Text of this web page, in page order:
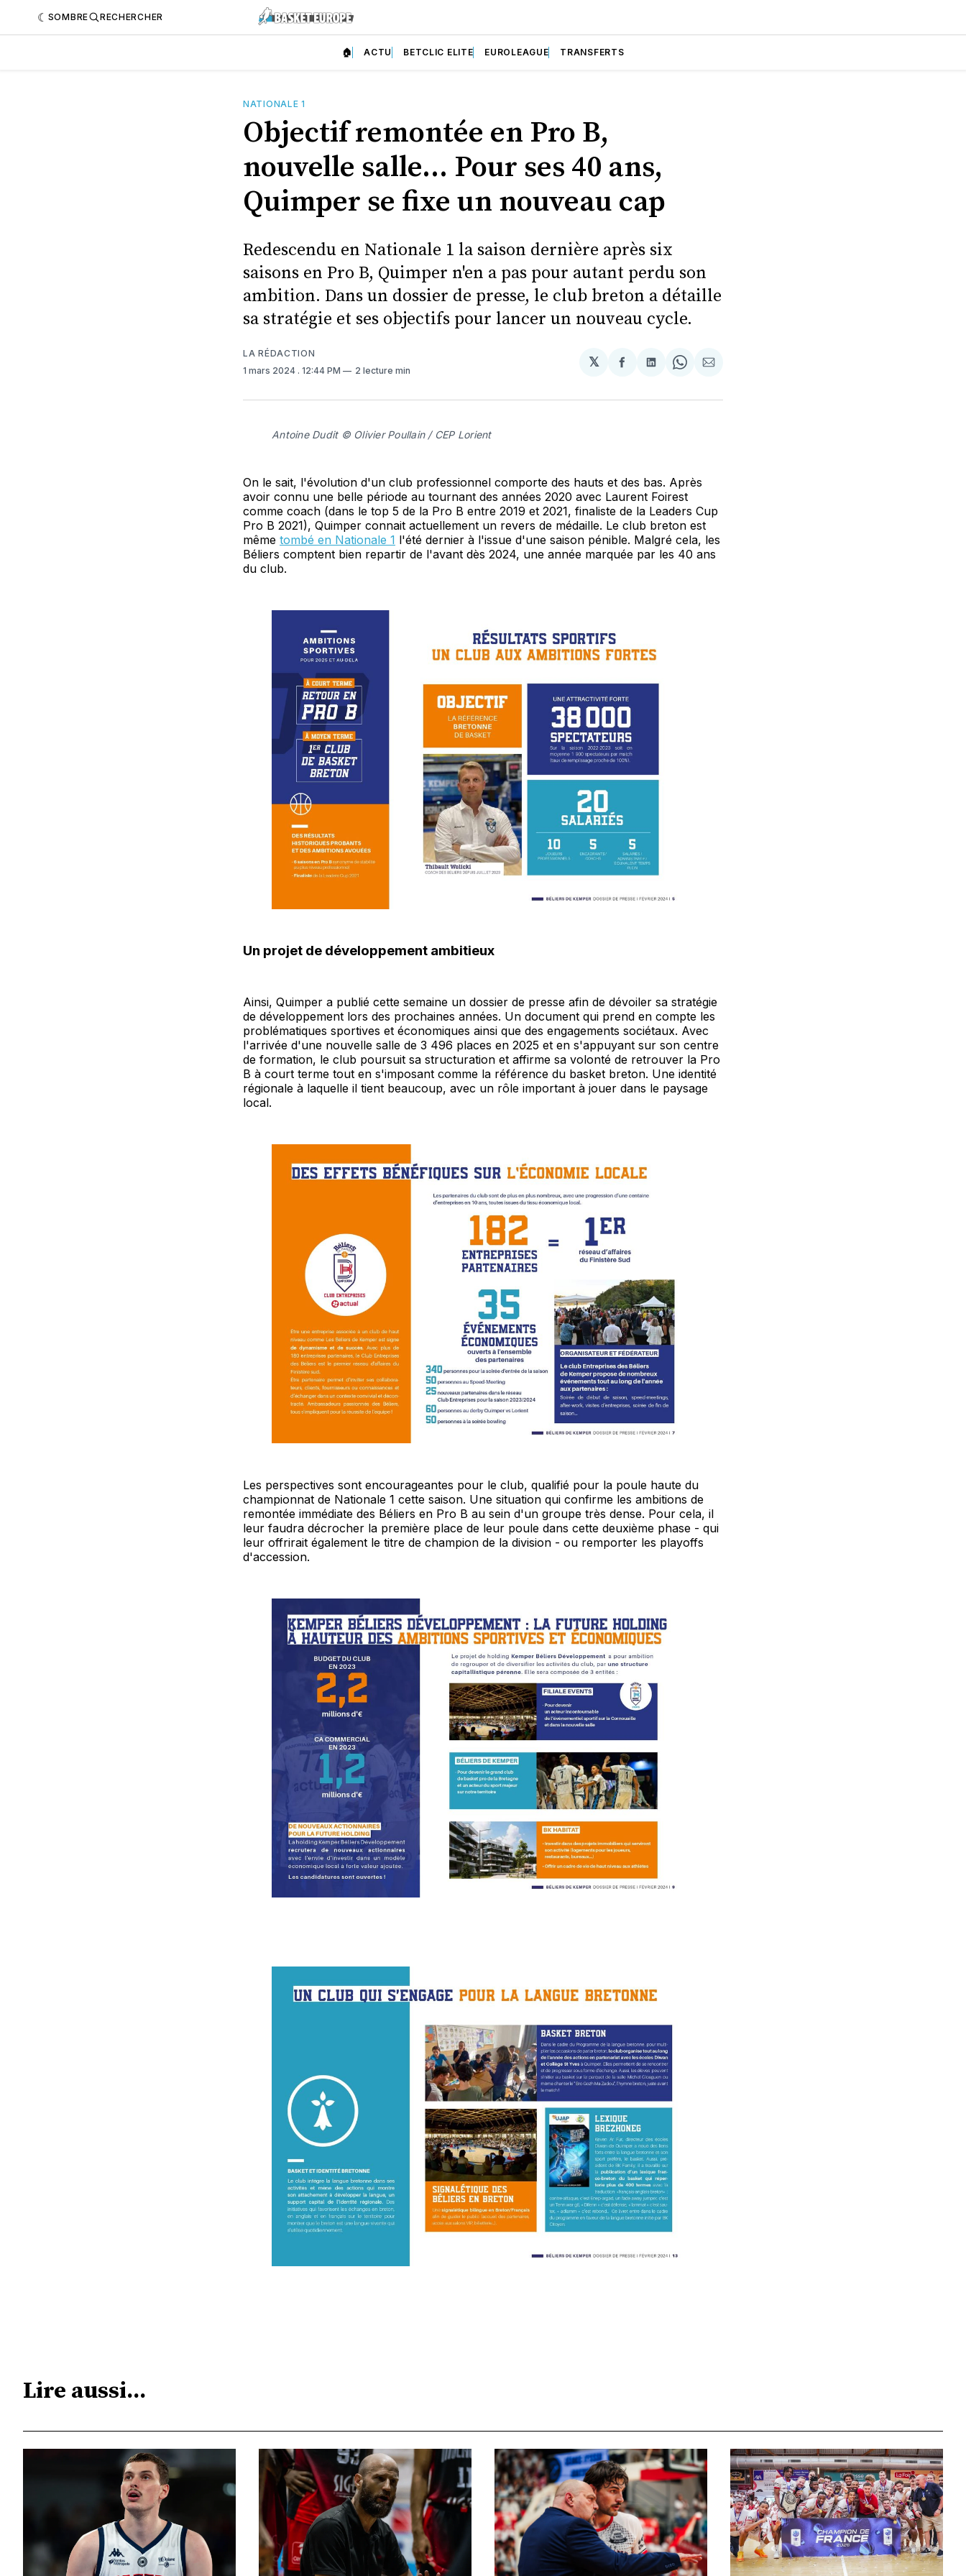
SOMBRE RECHERCHER
🏠 ACTU BETCLIC ELITE EUROLEAGUE TRANSFERTS
NATIONALE 1
Objectif remontée en Pro B,
nouvelle salle... Pour ses 40 ans,
Quimper se fixe un nouveau cap
Redescendu en Nationale 1 la saison dernière après six
saisons en Pro B, Quimper n'en a pas pour autant perdu son
ambition. Dans un dossier de presse, le club breton a détaille
sa stratégie et ses objectifs pour lancer un nouveau cycle.
LA RÉDACTION
1 mars 2024 . 12:44 PM 2 lecture min
𝕏
Partager
Facebook
Partager
LinkedIn
Share
WhatsApp
Partager
Courriel
Antoine Dudit © Olivier Poullain / CEP Lorient
On le sait, l'évolution d'un club professionnel comporte des hauts et des bas. Après
avoir connu une belle période au tournant des années 2020 avec Laurent Foirest
comme coach (dans le top 5 de la Pro B entre 2019 et 2021, finaliste de la Leaders Cup
Pro B 2021), Quimper connait actuellement un revers de médaille. Le club breton est
même tombé en Nationale 1 l'été dernier à l'issue d'une saison pénible. Malgré cela, les
Béliers comptent bien repartir de l'avant dès 2024, une année marquée par les 40 ans
du club.
Un projet de développement ambitieux
Ainsi, Quimper a publié cette semaine un dossier de presse afin de dévoiler sa stratégie
de développement lors des prochaines années. Un document qui prend en compte les
problématiques sportives et économiques ainsi que des engagements sociétaux. Avec
l'arrivée d'une nouvelle salle de 3 496 places en 2025 et en s'appuyant sur son centre
de formation, le club poursuit sa structuration et affirme sa volonté de retrouver la Pro
B à court terme tout en s'imposant comme la référence du basket breton. Une identité
régionale à laquelle il tient beaucoup, avec un rôle important à jouer dans le paysage
local.
Les perspectives sont encourageantes pour le club, qualifié pour la poule haute du
championnat de Nationale 1 cette saison. Une situation qui confirme les ambitions de
remontée immédiate des Béliers en Pro B au sein d'un groupe très dense. Pour cela, il
leur faudra décrocher la première place de leur poule dans cette deuxième phase - qui
leur offrirait également le titre de champion de la division - ou remporter les playoffs
d'accession.
Lire aussi...